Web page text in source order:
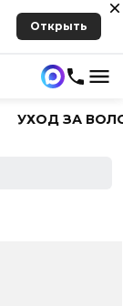
Открыть
УХОД ЗА